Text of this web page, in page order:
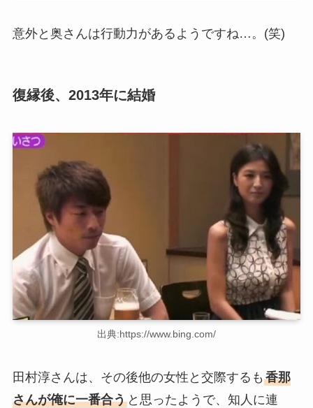
意外と奥さんは行動力があるようですね…。(笑)
復縁後、2013年に結婚
出典:https://www.bing.com/
田村淳さんは、その後他の女性と交際するも 香那
さんが俺に一番合うと思ったようで、知人に連